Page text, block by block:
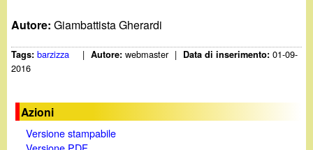
Autore:Giambattista Gherardi
Tags:barzizza | Autore:webmaster | Data di inserimento:01-09-
2016
Azioni
Versione stampabile